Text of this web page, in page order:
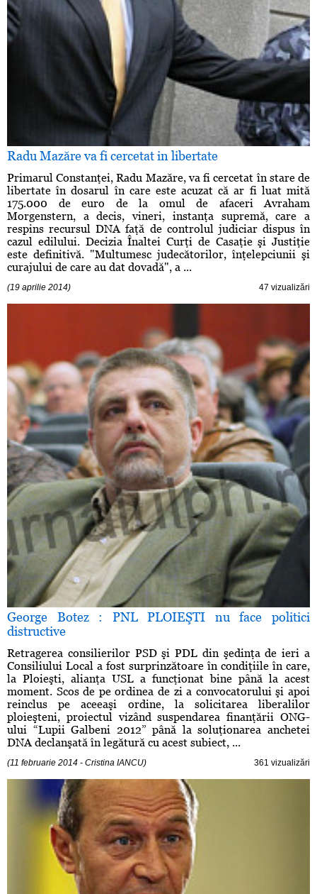
Radu Mazăre va fi cercetat in libertate
Primarul Constanţei, Radu Mazăre, va fi cercetat în stare de
libertate în dosarul în care este acuzat că ar fi luat mită
175.000 de euro de la omul de afaceri Avraham
Morgenstern, a decis, vineri, instanţa supremă, care a
respins recursul DNA faţă de controlul judiciar dispus în
cazul edilului. Decizia Înaltei Curţi de Casaţie şi Justiţie
este definitivă. "Multumesc judecătorilor, înţelepciunii şi
curajului de care au dat dovadă", a ...
(19 aprilie 2014) 47 vizualizări
George Botez : PNL PLOIEŞTI nu face politici
distructive
Retragerea consilierilor PSD şi PDL din şedinţa de ieri a
Consiliului Local a fost surprinzătoare în condiţiile în care,
la Ploieşti, alianţa USL a funcţionat bine până la acest
moment. Scos de pe ordinea de zi a convocatorului şi apoi
reinclus pe aceeaşi ordine, la solicitarea liberalilor
ploieşteni, proiectul vizând suspendarea finanţării ONG-
ului “Lupii Galbeni 2012” până la soluţionarea anchetei
DNA declanşată în legătură cu acest subiect, ...
(11 februarie 2014 - Cristina IANCU) 361 vizualizări